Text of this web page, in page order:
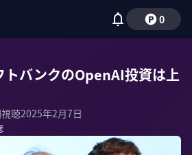
0
トバンクのOpenAI投資は上
聴2025年2月7日